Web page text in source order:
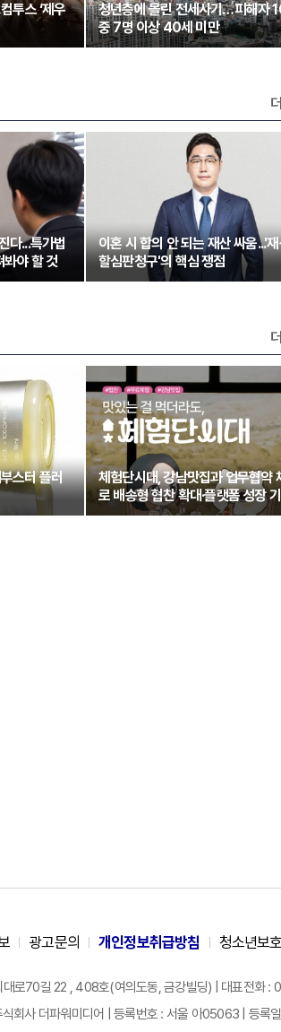
투스 ‘제우
청년층에 몰린 전세사기…피해자
중 7명 이상 40세 미만
다...특가법
봐야 할 것
이혼 시 합의 안 되는 재산 싸움...'
할심판청구'의 핵심 쟁점
스터 플러
체험단시대, 강남맛집과 업무협약
로 배송형 협찬 확대·플랫폼 성장
화
광고문의 개인정보취급방침 청소년보
대로70길 22 , 408호(여의도동, 금강빌딩) | 대표전
식회사 더파워미디어 | 등록번호 : 서울 아05063 | 등